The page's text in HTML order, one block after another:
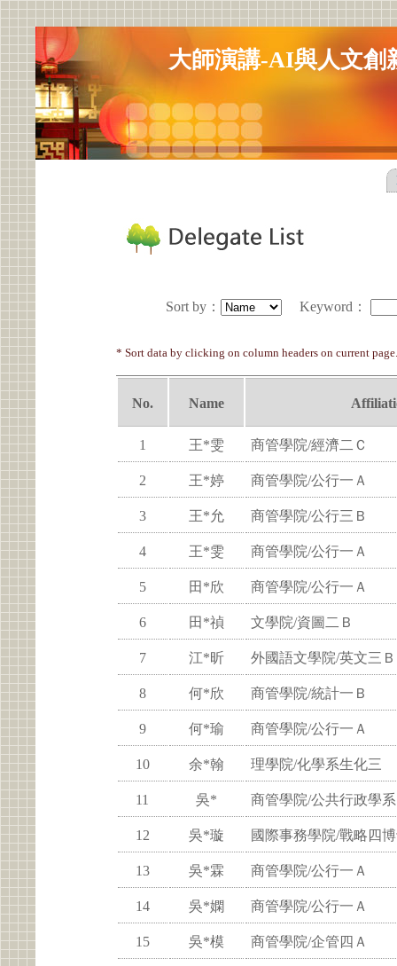
大師演講-AI與人文創
Sort by： Keyword ：
* Sort data by clicking on column headers on current page.
No. Name
1 王*雯 商管學院/經濟二Ｃ
2 王*婷 商管學院/公行一Ａ
3 王*允 商管學院/公行三Ｂ
4 王*雯 商管學院/公行一Ａ
5 田*欣 商管學院/公行一Ａ
6 田*禎 文學院/資圖二Ｂ
7 江*昕 外國語文學院/英文三Ｂ
8 何*欣 商管學院/統計一Ｂ
9 何*瑜 商管學院/公行一Ａ
10 余*翰 理學院/化學系生化三
11 吳* 商管學院/公共行政學系
12 吳*璇 國際事務學院/戰略四
13 吳*霖 商管學院/公行一Ａ
14 吳*嫻 商管學院/公行一Ａ
15 吳*模 商管學院/企管四Ａ